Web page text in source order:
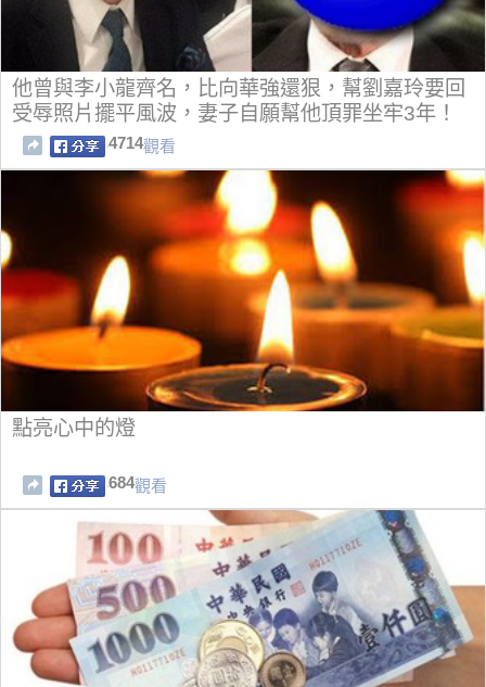
他曾與李小龍齊名，比向華強還狠，幫劉嘉玲要回
受辱照片擺平風波，妻子自願幫他頂罪坐牢3年！
4714觀看
點亮心中的燈
684觀看